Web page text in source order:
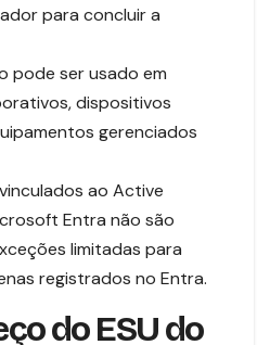
para concluir a
pode ser usado em
dispositivos
gerenciados
ao Active
Entra não são
limitadas para
registrados no Entra.
do ESU do